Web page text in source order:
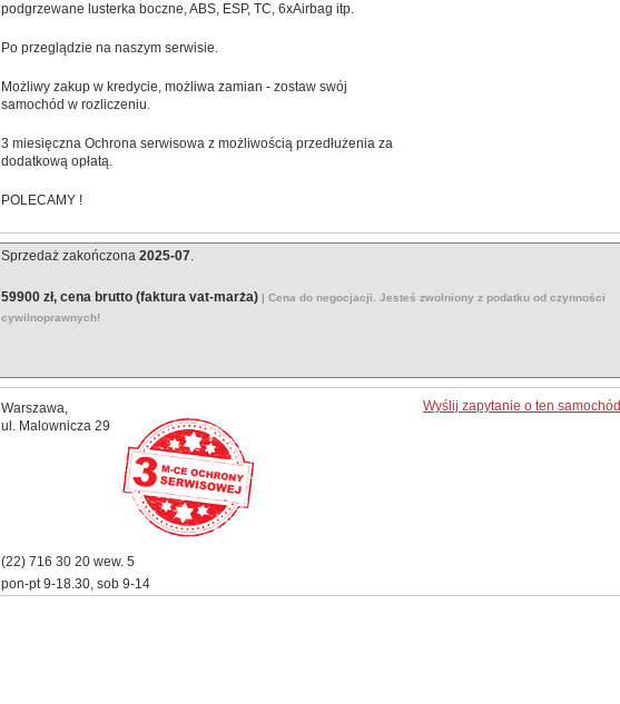
podgrzewane lusterka boczne, ABS, ESP, TC, 6xAirbag itp.
Po przeglądzie na naszym serwisie.
Możliwy zakup w kredycie, możliwa zamian - zostaw swój
samochód w rozliczeniu.
3 miesięczna Ochrona serwisowa z możliwością przedłużenia za
dodatkową opłatą.
POLECAMY !
Sprzedaż zakończona 2025-07.
59900 zł, cena brutto (faktura vat-marża) | Cena do negocjacji. Jesteś zwolniony z podatku od czynności
cywilnoprawnych!
Warszawa,
ul. Malownicza 29
(22) 716 30 20 wew. 5
pon-pt 9-18.30, sob 9-14
Wyślij zapytanie o ten samochód